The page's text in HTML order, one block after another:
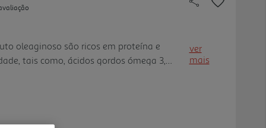
oleaginoso são ricos em proteína e
tais como, ácidos gordos ómega 3,
ver
mais